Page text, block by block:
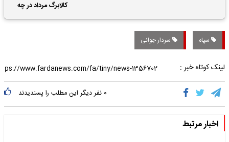
کالابرگ مرداد در چه
تاریخی واریز خواهد شد؟
سپاه سردار جوانی
لینک کوتاه خبر :
۰ نفر دیگر این مطلب را پسندیدند
اخبار مرتبط